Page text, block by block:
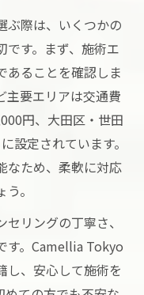
ぶ際は、いくつかの
です。まず、施術エ
あることを確認しま
主要エリアは交通費
円、大田区・世田
設定されています。
なため、柔軟に対応
。
リングの丁寧さ、
す。Camellia Tokyo
し、安心して施術を